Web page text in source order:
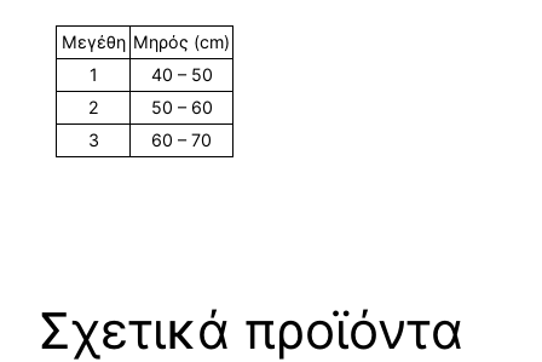
Μεγέθη Mηρός (cm)
1
40 – 50
2
50 – 60
3
60 – 70
Σχετικά προϊόντα